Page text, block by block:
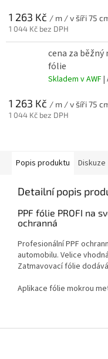
1 263 Kč / m / v šíři 75
1 044 Kč bez DPH
cena za
fólie
Skladem v AWF|
1 263 Kč / m / v šíři 75
1 044 Kč bez DPH
Popis produktu Diskuze
Detailní popis
PPF fólie PROFI na
ochranná
Profesionální PPF
automobilu. Velice
Zatmavovací fólie
Aplikace fólie mokrou